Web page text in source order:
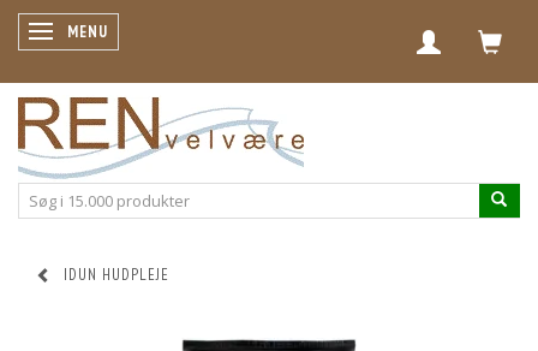
SKIFTE NAVIGATION
MENU
IDUN HUDPLEJE